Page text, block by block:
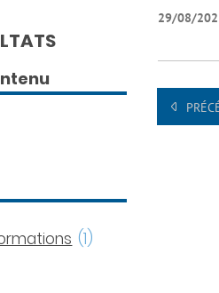
29/08/
(1)